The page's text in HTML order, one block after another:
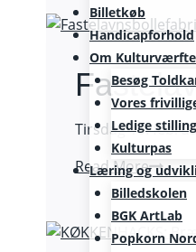
Billetkøb
Handicapforhold
Om
Besøg
Vores
Ledige
Kulturpas
Læring og
Billedskolen
BGK ArtLab
Popkorn
Tirsdag 10.
Read More